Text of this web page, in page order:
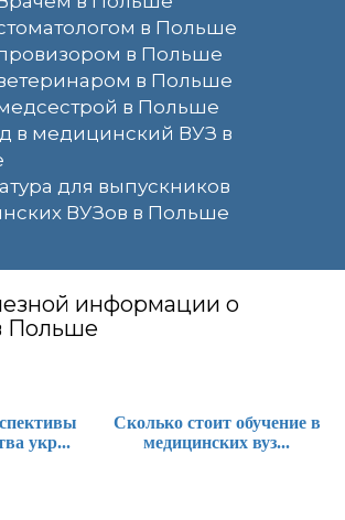
в Польше
в Польше
в Польше
в Польше
в медицинский ВУЗ в
для выпускников
ВУЗов в Польше
информации о
Польше
укр...
Сколько стоит обучение в
медицинских вуз...